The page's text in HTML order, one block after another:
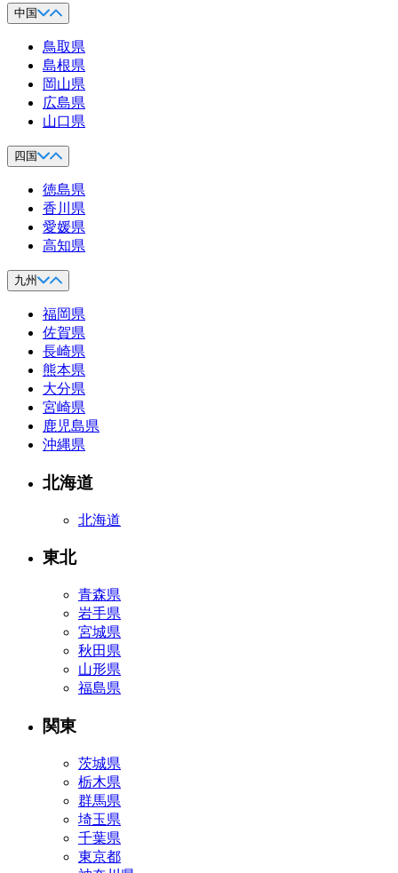
中国
鳥取県
島根県
岡山県
広島県
山口県
四国
徳島県
香川県
愛媛県
高知県
九州
福岡県
佐賀県
長崎県
熊本県
大分県
宮崎県
鹿児島県
沖縄県
北海道
北海道
東北
青森県
岩手県
宮城県
秋田県
山形県
福島県
関東
茨城県
栃木県
群馬県
埼玉県
千葉県
東京都